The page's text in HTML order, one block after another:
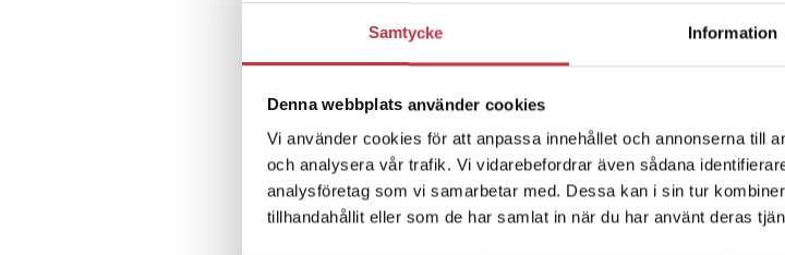
Samtycke Information
Denna webbplats använder cookies
Vi använder cookies för att anpassa innehållet och annonserna till
och analysera vår trafik. Vi vidarebefordrar även sådana
analysföretag som vi samarbetar med. Dessa kan i sin tur
tillhandahållit eller som de har samlat in när du har använt deras